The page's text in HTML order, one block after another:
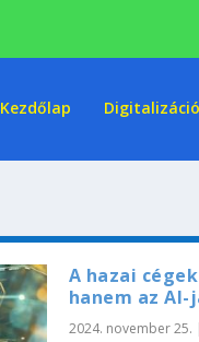
Kezdőlap Digitalizáció
A hazai
hanem az AI-
2024. november 25.